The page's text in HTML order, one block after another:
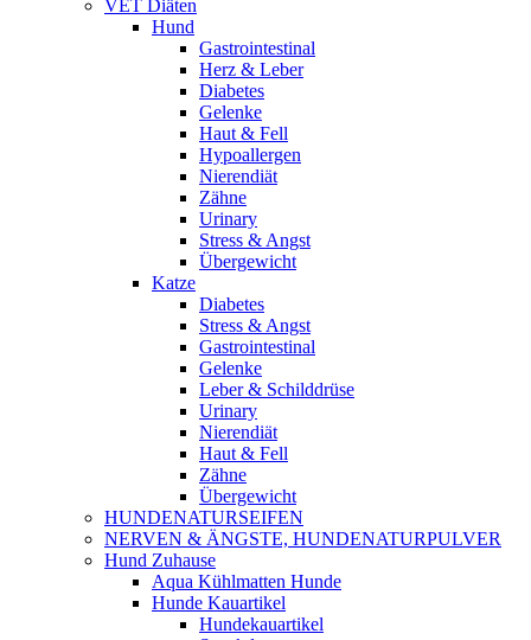
VET Diäten
Hund
Gastrointestinal
Herz & Leber
Diabetes
Gelenke
Haut & Fell
Hypoallergen
Nierendiät
Zähne
Urinary
Stress & Angst
Übergewicht
Katze
Diabetes
Stress & Angst
Gastrointestinal
Gelenke
Leber & Schilddrüse
Urinary
Nierendiät
Haut & Fell
Zähne
Übergewicht
HUNDENATURSEIFEN
NERVEN & ÄNGSTE, HUNDENATURPULVER
Hund Zuhause
Aqua Kühlmatten Hunde
Hunde Kauartikel
Hundekauartikel